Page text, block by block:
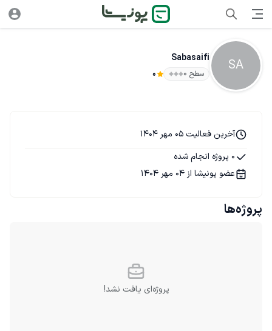
SA
Sabasaifi
سطح ۰ 0
آخرین فعالیت 05 مهر 1404
0 پروژه انجام شده
عضو پونیشا از 04 مهر 1404
پروژه‌ها
پروژه‌ای یافت نشد!